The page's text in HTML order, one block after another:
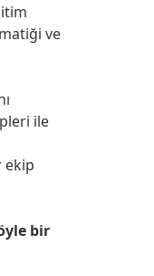
ve
ile
ekip
bir